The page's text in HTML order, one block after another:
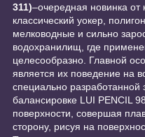
311)–очередная новинка
классический уокер,
мелководные и сильно
водохранилищ, где
целесообразно. Главной
является их поведение на
специально разработанной
балансировке LUI PENCIL
поверхности, совершая
сторону, рисуя на